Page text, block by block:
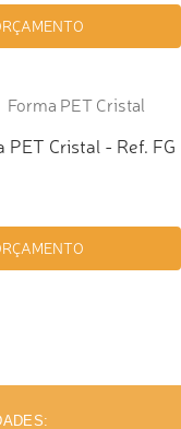
PET Cristal - Ref. FG